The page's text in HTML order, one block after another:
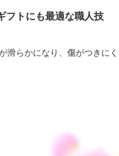
フトにも最適な職人技
滑らかになり、傷がつきに